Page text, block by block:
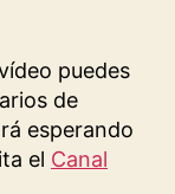
puedes
de
esperando
el Canal